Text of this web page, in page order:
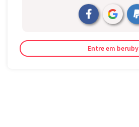
Entre em beruby